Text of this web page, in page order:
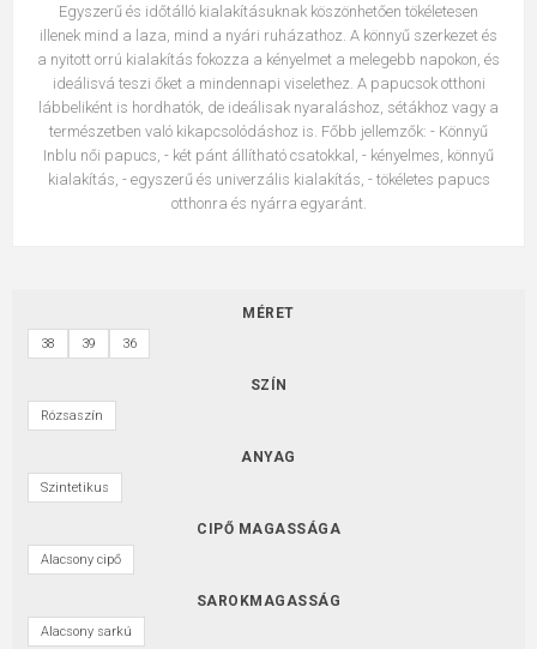
Egyszerű és időtálló kialakításuknak köszönhetően tökéletesen
illenek mind a laza, mind a nyári ruházathoz. A könnyű szerkezet és
a nyitott orrú kialakítás fokozza a kényelmet a melegebb napokon, és
ideálisvá teszi őket a mindennapi viselethez. A papucsok otthoni
lábbeliként is hordhatók, de ideálisak nyaraláshoz, sétákhoz vagy a
természetben való kikapcsolódáshoz is. Főbb jellemzők: - Könnyű
Inblu női papucs, - két pánt állítható csatokkal, - kényelmes, könnyű
kialakítás, - egyszerű és univerzális kialakítás, - tökéletes papucs
otthonra és nyárra egyaránt.
MÉRET
38 39 36
SZÍN
Rózsaszín
ANYAG
Szintetikus
CIPŐ MAGASSÁGA
Alacsony cipő
SAROKMAGASSÁG
Alacsony sarkú